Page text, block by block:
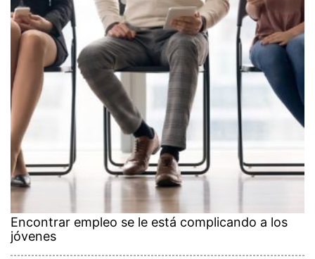
Encontrar empleo se le está complicando a los
jóvenes